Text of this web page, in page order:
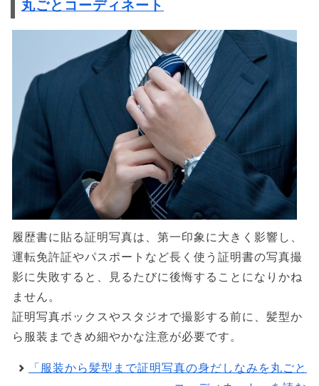
丸ごとコーディネート
履歴書に貼る証明写真は、第一印象に大きく影響し、
運転免許証やパスポートなど長く使う証明書の写真撮
影に失敗すると、見るたびに後悔することになりかね
ません。
証明写真ボックスやスタジオで撮影する前に、髪型か
ら服装まできめ細やかな注意が必要です。
「服装から髪型まで証明写真の身だしなみを丸ごと